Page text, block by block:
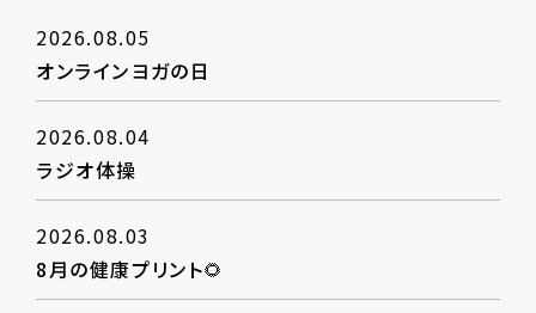
2026.08.05
オンラインヨガの日
2026.08.04
ラジオ体操
2026.08.03
8月の健康プリント🌻